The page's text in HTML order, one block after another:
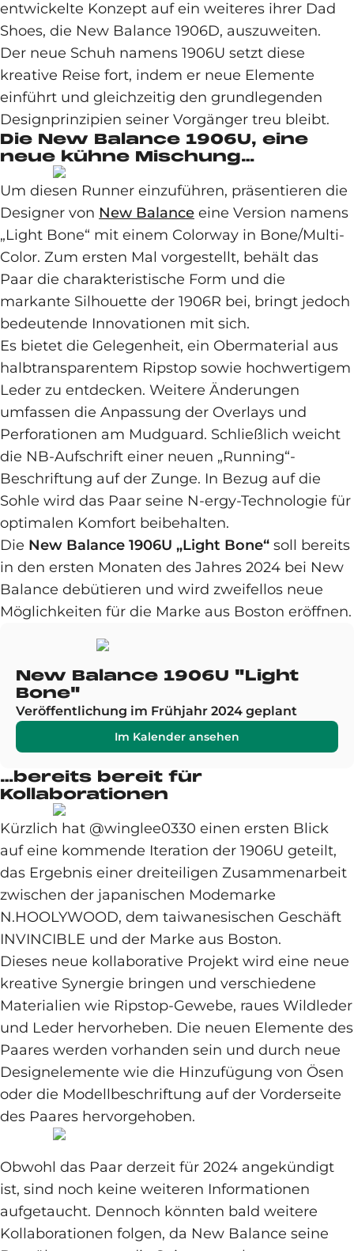
entwickelte Konzept auf ein weiteres ihrer Dad
Shoes, die New Balance 1906D, auszuweiten.
Der neue Schuh namens 1906U setzt diese
kreative Reise fort, indem er neue Elemente
einführt und gleichzeitig den grundlegenden
Designprinzipien seiner Vorgänger treu bleibt.
Die New Balance 1906U, eine
neue kühne Mischung…
Um diesen Runner einzuführen, präsentieren die
Designer von New Balance eine Version namens
„Light Bone“ mit einem Colorway in Bone/Multi-
Color. Zum ersten Mal vorgestellt, behält das
Paar die charakteristische Form und die
markante Silhouette der 1906R bei, bringt jedoch
bedeutende Innovationen mit sich.
Es bietet die Gelegenheit, ein Obermaterial aus
halbtransparentem Ripstop sowie hochwertigem
Leder zu entdecken. Weitere Änderungen
umfassen die Anpassung der Overlays und
Perforationen am Mudguard. Schließlich weicht
die NB-Aufschrift einer neuen „Running“-
Beschriftung auf der Zunge. In Bezug auf die
Sohle wird das Paar seine N-ergy-Technologie für
optimalen Komfort beibehalten.
Die New Balance 1906U „Light Bone“ soll bereits
in den ersten Monaten des Jahres 2024 bei New
Balance debütieren und wird zweifellos neue
Möglichkeiten für die Marke aus Boston eröffnen.
New Balance 1906U "Light
Bone"
Veröffentlichung im Frühjahr 2024 geplant
Im Kalender ansehen
…bereits bereit für
Kollaborationen
Kürzlich hat @winglee0330 einen ersten Blick
auf eine kommende Iteration der 1906U geteilt,
das Ergebnis einer dreiteiligen Zusammenarbeit
zwischen der japanischen Modemarke
N.HOOLYWOOD, dem taiwanesischen Geschäft
INVINCIBLE und der Marke aus Boston.
Dieses neue kollaborative Projekt wird eine neue
kreative Synergie bringen und verschiedene
Materialien wie Ripstop-Gewebe, raues Wildleder
und Leder hervorheben. Die neuen Elemente des
Paares werden vorhanden sein und durch neue
Designelemente wie die Hinzufügung von Ösen
oder die Modellbeschriftung auf der Vorderseite
des Paares hervorgehoben.
Obwohl das Paar derzeit für 2024 angekündigt
ist, sind noch keine weiteren Informationen
aufgetaucht. Dennoch könnten bald weitere
Kollaborationen folgen, da New Balance seine